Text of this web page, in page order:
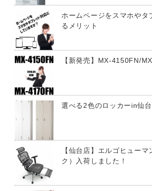
ホームページをスマホやタ
るメリット
【新発売】MX-4150FN/
選べる2色のロッカーin仙台
【仙台店】エルゴヒューマ
ク）入荷しました！